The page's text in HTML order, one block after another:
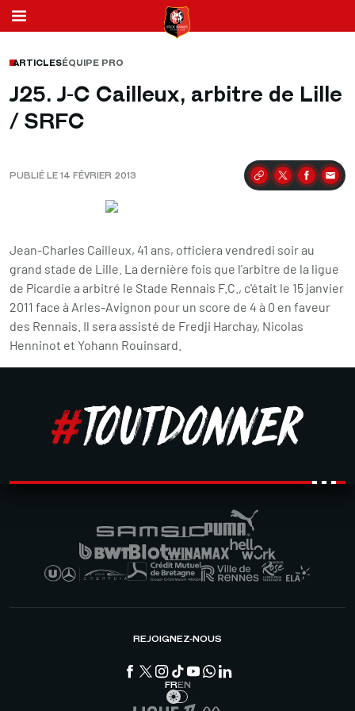
ARTICLESÉQUIPE PRO
J25. J-C Cailleux, arbitre de Lille
/ SRFC
PUBLIÉ LE 14 FÉVRIER 2013 Partager
Jean-Charles Cailleux, 41 ans, officiera vendredi soir au
grand stade de Lille. La dernière fois que l'arbitre de la ligue
de Picardie a arbitré le Stade Rennais F.C., c'était le 15 janvier
2011 face à Arles-Avignon pour un score de 4 à 0 en faveur
des Rennais. Il sera assisté de Fredji Harchay, Nicolas
Henninot et Yohann Rouinsard.
REJOIGNEZ-NOUS
FREN